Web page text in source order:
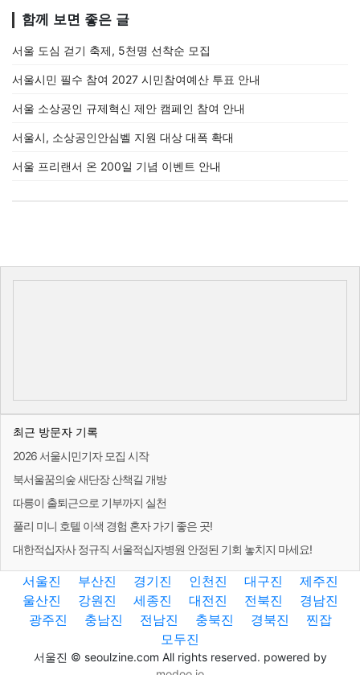
함께 보면 좋은 글
서울 도심 걷기 축제, 5천명 선착순 모집
서울시민 필수 참여 2027 시민참여예산 투표 안내
서울 소상공인 규제혁신 제안 캠페인 참여 안내
서울시, 소상공인안심벨 지원 대상 대폭 확대
서울 프리랜서 온 200일 기념 이벤트 안내
최근 방문자 기록
2026 서울시민기자 모집 시작
북서울꿈의숲 새단장 산책길 개방
따릉이 출퇴근으로 기부까지 실천
풀리 미니 호텔 이색 경험 혼자 가기 좋은 곳!
대한적십자사 정규직 서울적십자병원 안정된 기회 놓치지 마세요!
서울진 부산진 경기진 인천진 대구진
제주진
울산진
강원진 세종진 대전진 전북진
경남진
광주진
충남진 전남진 충북진 경북진
찐잡
모두진
서울진 © seoulzine.com All rights reserved. powered by